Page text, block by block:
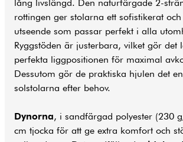
lång livslängd. Den naturfärgade 2-
rottingen ger stolarna ett sofistikerat
utseende som passar perfekt i alla
Ryggstöden är justerbara, vilket gör det
perfekta liggpositionen för maximal
Dessutom gör de praktiska hjulen det
solstolarna efter behov.
Dynorna, i sandfärgad polyester (230
cm tjocka för att ge extra komfort och